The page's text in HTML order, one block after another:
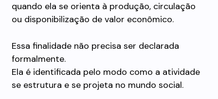
quando ela se orienta à produção, circulação
ou disponibilização de valor econômico.
Essa finalidade não precisa ser declarada
formalmente.
Ela é identificada pelo modo como a atividade
se estrutura e se projeta no mundo social.